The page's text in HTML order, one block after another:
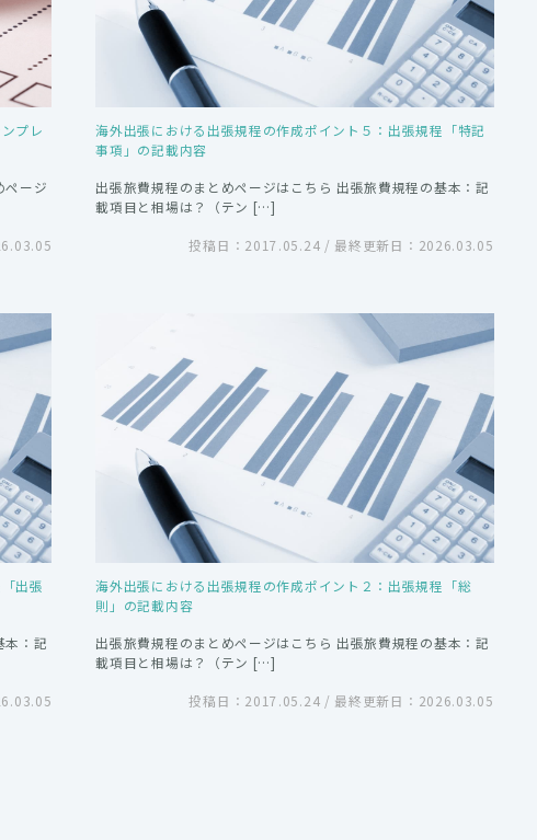
プレ
ページ
海外出張における出張規程の作成ポイント５：出張規程「特記
事項」の記載内容
出張旅費規程のまとめページはこちら 出張旅費規程の基本：記
載項目と相場は？（テン […]
投稿日：2017.05.24 / 最終更新日：2026.03.05
出張
本：記
海外出張における出張規程の作成ポイント２：出張規程「総
則」の記載内容
出張旅費規程のまとめページはこちら 出張旅費規程の基本：記
載項目と相場は？（テン […]
投稿日：2017.05.24 / 最終更新日：2026.03.05